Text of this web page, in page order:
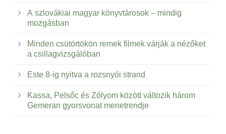
A szlovákiai magyar könyvtárosok – mindig
mozgásban
Minden csütörtökön remek filmek várják a nézőket
a csillagvizsgálóban
Este 8-ig nyitva a rozsnyói strand
Kassa, Pelsőc és Zólyom között változik három
Gemeran gyorsvonat menetrendje